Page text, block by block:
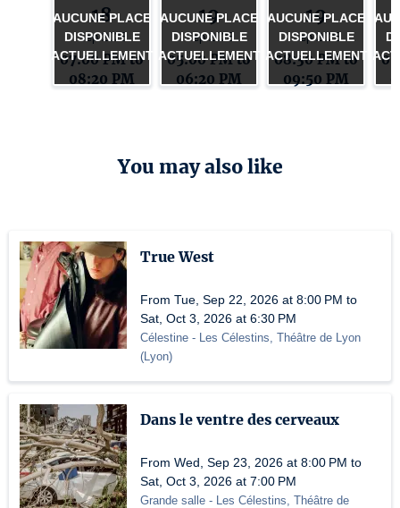
18
Sep 2026
07:00 PM to
08:20 PM
AUCUNE PLACE
DISPONIBLE
ACTUELLEMENT
19
Sep 2026
05:00 PM to
06:20 PM
AUCUNE PLACE
DISPONIBLE
ACTUELLEMENT
19
Sep 2026
08:30 PM to
09:50 PM
AUCUNE PLACE
DISPONIBLE
ACTUELLEMENT
You may also like
True West
From Tue, Sep 22, 2026 at 8:00 PM to
Sat, Oct 3, 2026 at 6:30 PM
Célestine - Les Célestins, Théâtre de Lyon
(Lyon)
Dans le ventre des cerveaux
From Wed, Sep 23, 2026 at 8:00 PM to
Sat, Oct 3, 2026 at 7:00 PM
Grande salle - Les Célestins, Théâtre de